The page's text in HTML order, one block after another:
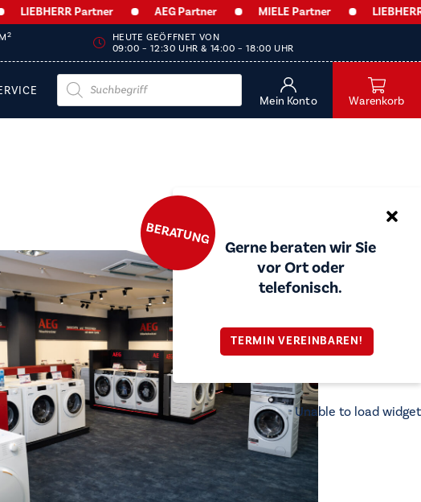
Partner AEG Partner MIELE Partner LIEBHERR
2
HEUTE GEÖFFNET VON
09:00 – 12:30 UHR & 14:00 – 18:00 UHR
Products
search
Mein Konto Warenkorb
BERATUNG
Gerne beraten wir Sie
vor Ort oder
telefonisch.
TERMIN VEREINBAREN!
Unable to load widget